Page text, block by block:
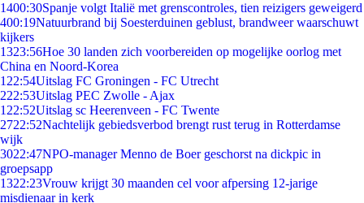
1400:30Spanje volgt Italië met grenscontroles, tien reizigers geweigerd
400:19Natuurbrand bij Soesterduinen geblust, brandweer waarschuwt
kijkers
1323:56Hoe 30 landen zich voorbereiden op mogelijke oorlog met
China en Noord-Korea
1 22:54Uitslag FC Groningen - FC Utrecht
222:53Uitslag PEC Zwolle - Ajax
1 22:52Uitslag sc Heerenveen - FC Twente
2722:52Nachtelijk gebiedsverbod brengt rust terug in Rotterdamse
wijk
3022:47NPO-manager Menno de Boer geschorst na dickpic in
groepsapp
1322:23Vrouw krijgt 30 maanden cel voor afpersing 12-jarige
misdienaar in kerk